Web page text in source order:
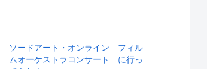
ソードアート・オンライン フィル
ムオーケストラコンサート に行っ